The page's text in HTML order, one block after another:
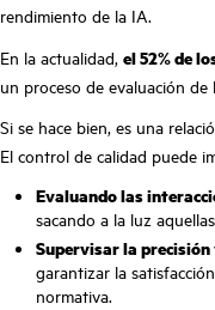
rendimiento de la IA.
En la actualidad, el 52% de
un proceso de evaluación
Si se hace bien, es una
El control de calidad puede
Evaluando las
sacando a la luz
Supervisar la precisión
garantizar la
normativa.